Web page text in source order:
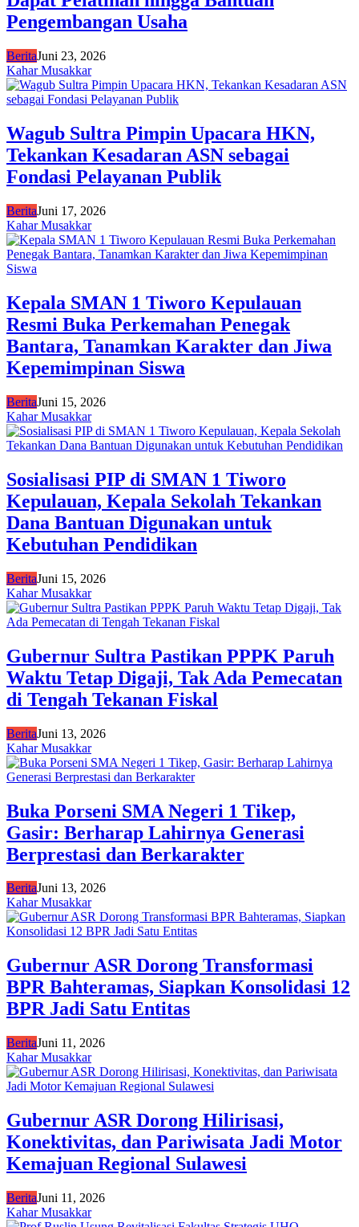
Pengembangan Usaha
BeritaJuni 23, 2026
Kahar Musakkar
Wagub Sultra Pimpin Upacara HKN,
Tekankan Kesadaran ASN sebagai
Fondasi Pelayanan Publik
BeritaJuni 17, 2026
Kahar Musakkar
Kepala SMAN 1 Tiworo Kepulauan
Resmi Buka Perkemahan Penegak
Bantara, Tanamkan Karakter dan Jiwa
Kepemimpinan Siswa
BeritaJuni 15, 2026
Kahar Musakkar
Sosialisasi PIP di SMAN 1 Tiworo
Kepulauan, Kepala Sekolah Tekankan
Dana Bantuan Digunakan untuk
Kebutuhan Pendidikan
BeritaJuni 15, 2026
Kahar Musakkar
Gubernur Sultra Pastikan PPPK Paruh
Waktu Tetap Digaji, Tak Ada Pemecatan
di Tengah Tekanan Fiskal
BeritaJuni 13, 2026
Kahar Musakkar
Buka Porseni SMA Negeri 1 Tikep,
Gasir: Berharap Lahirnya Generasi
Berprestasi dan Berkarakter
BeritaJuni 13, 2026
Kahar Musakkar
Gubernur ASR Dorong Transformasi
BPR Bahteramas, Siapkan Konsolidasi 12
BPR Jadi Satu Entitas
BeritaJuni 11, 2026
Kahar Musakkar
Gubernur ASR Dorong Hilirisasi,
Konektivitas, dan Pariwisata Jadi Motor
Kemajuan Regional Sulawesi
BeritaJuni 11, 2026
Kahar Musakkar